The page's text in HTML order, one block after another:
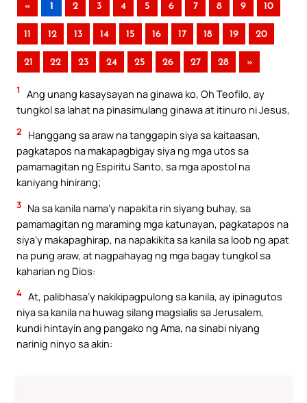
« 1 2 3 4 5 6 7 8 9 10
11 12 13 14 15 16 17 18 19 20
21 22 23 24 25 26 27 28 »
1
Ang unang kasaysayan na ginawa ko, Oh Teofilo, ay
tungkol sa lahat na pinasimulang ginawa at itinuro ni Jesus,
2
Hanggang sa araw na tanggapin siya sa kaitaasan,
pagkatapos na makapagbigay siya ng mga utos sa
pamamagitan ng Espiritu Santo, sa mga apostol na
kaniyang hinirang;
3 Na sa kanila nama’y napakita rin siyang buhay, sa
pamamagitan ng maraming mga katunayan, pagkatapos na
siya’y makapaghirap, na napakikita sa kanila sa loob ng apat
na pung araw, at nagpahayag ng mga bagay tungkol sa
kaharian ng Dios:
4 At, palibhasa’y nakikipagpulong sa kanila, ay ipinagutos
niya sa kanila na huwag silang magsialis sa Jerusalem,
kundi hintayin ang pangako ng Ama, na sinabi niyang
narinig ninyo sa akin: